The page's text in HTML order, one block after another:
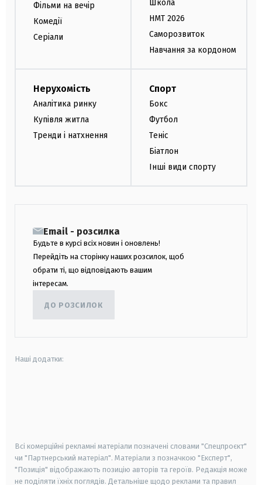
Фільми на вечір
Комедії
Серіали
Школа
НМТ 2026
Саморозвиток
Навчання за кордоном
Нерухомість
Аналітика ринку
Купівля житла
Тренди і натхнення
Спорт
Бокс
Футбол
Теніс
Біатлон
Інші види спорту
Email - розсилка
Будьте в курсі всіх новин і оновлень!
Перейдіть на сторінку наших розсилок, щоб
обрати ті, що відповідають вашим
інтересам.
ДО РОЗСИЛОК
Наші додатки:
Всі комерційні рекламні матеріали позначені словами "Спецпроєкт"
чи "Партнерський матеріал". Матеріали з позначкою "Експерт",
"Позиція" відображають позицію авторів та героїв. Редакція може
не поділяти їхніх поглядів. Детальніше щодо реклами та правил